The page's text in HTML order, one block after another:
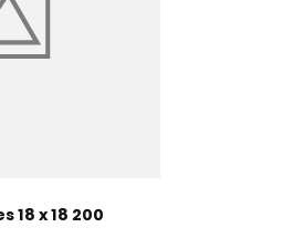
18 x 18 200